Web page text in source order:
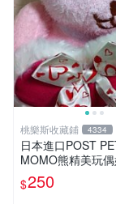
桃樂斯收藏鋪 4334
日本進口POST
MOMO熊精美玩
$250